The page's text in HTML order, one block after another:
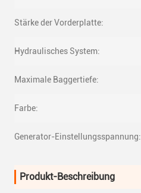
Stärke der Vorderplatte:
Hydraulisches System:
Maximale Baggertiefe:
Farbe:
Generator-Einstellungsspannung:
Produkt-Beschreibung